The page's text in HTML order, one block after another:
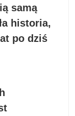
samą
historia,
po dziś